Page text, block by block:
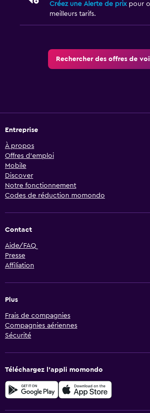
Créez une Alerte de prixpour
meilleurs tarifs.
Rechercher des offres de
Entreprise
À propos
Offres d’emploi
Mobile
Discover
Notre fonctionnement
Codes de réduction momondo
Contact
Aide/FAQ
Presse
Affiliation
Plus
Frais de compagnies
Compagnies aériennes
Sécurité
Téléchargez l’appli momondo